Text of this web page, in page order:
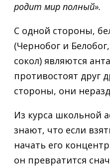
родит мир полный».
С одной стороны,
(Чернобог и
сокол) являются
противостоят друг
стороны, они
Из курса школьной
знают, что если
начать его
он превратится